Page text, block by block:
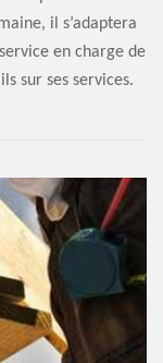
il s’adaptera
en charge de
sur ses services.